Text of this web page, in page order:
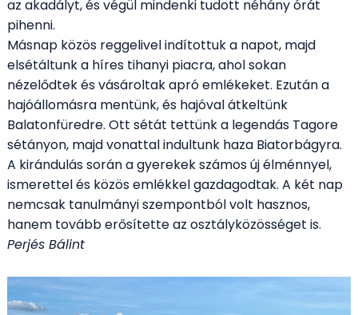
az akadályt, és végül mindenki tudott néhány órát
pihenni.
Másnap közös reggelivel indítottuk a napot, majd
elsétáltunk a híres tihanyi piacra, ahol sokan
nézelődtek és vásároltak apró emlékeket. Ezután a
hajóállomásra mentünk, és hajóval átkeltünk
Balatonfüredre. Ott sétát tettünk a legendás Tagore
sétányon, majd vonattal indultunk haza Biatorbágyra.
A kirándulás során a gyerekek számos új élménnyel,
ismerettel és közös emlékkel gazdagodtak. A két nap
nemcsak tanulmányi szempontból volt hasznos,
hanem tovább erősítette az osztályközösséget is.
Perjés Bálint